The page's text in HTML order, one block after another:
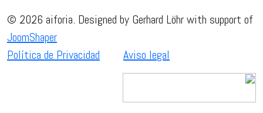
© 2026 aiforia. Designed by Gerhard Löhr with support of
JoomShaper
Política de Privacidad
Aviso legal